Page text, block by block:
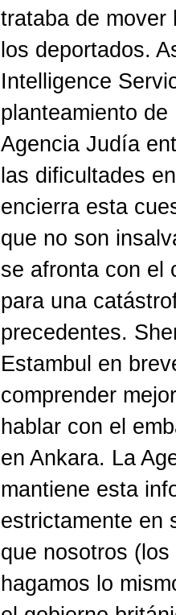
trataba de mover
los deportados.
Intelligence
planteamiento de
Agencia Judía
las dificultades
encierra esta
que no son
se afronta con el
para una
precedentes.
Estambul en
comprender
hablar con el
en Ankara. La
mantiene esta
estrictamente en
que nosotros
hagamos lo